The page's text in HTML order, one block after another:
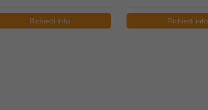
Richiedi info Richiedi info